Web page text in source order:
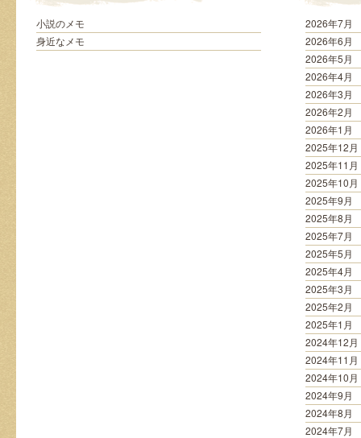
作
り
小説のメモ
身近なメモ
2026年7月
2026年6月
2026年5月
2026年4月
2026年3月
2026年2月
2026年1月
2025年12月
2025年11月
2025年10月
2025年9月
2025年8月
2025年7月
2025年5月
2025年4月
2025年3月
2025年2月
2025年1月
2024年12月
2024年11月
2024年10月
2024年9月
2024年8月
2024年7月